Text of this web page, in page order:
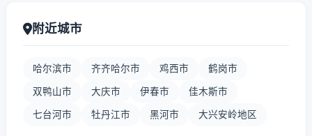
附近城市
哈尔滨市 齐齐哈尔市 鸡西市 鹤岗市
双鸭山市 大庆市 伊春市 佳木斯市
七台河市 牡丹江市 黑河市 大兴安岭地区